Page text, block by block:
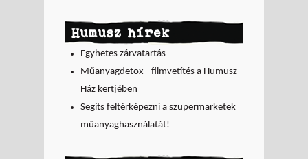
Humusz hírek
Egyhetes zárvatartás
Műanyagdetox - filmvetítés a Humusz
Ház kertjében
Segíts feltérképezni a szupermarketek
műanyaghasználatát!